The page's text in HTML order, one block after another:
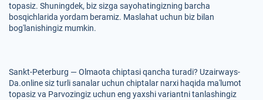
topasiz. Shuningdek, biz sizga sayohatingizning barcha
bosqichlarida yordam beramiz. Maslahat uchun biz bilan
bog'lanishingiz mumkin.
Sankt-Peterburg — Olmaota chiptasi qancha turadi? Uzairways-
Da.online siz turli sanalar uchun chiptalar narxi haqida ma'lumot
topasiz va Parvozingiz uchun eng yaxshi variantni tanlashingiz